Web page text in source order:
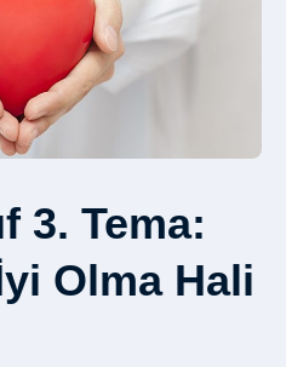
3. Tema:
Olma Hali